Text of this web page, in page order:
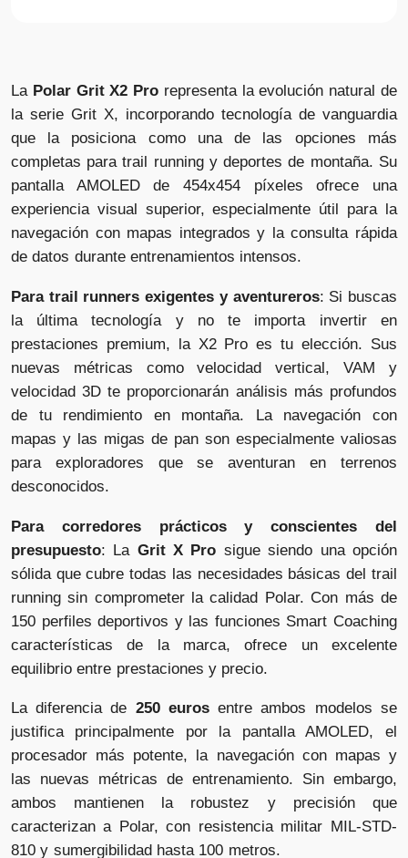
La Polar Grit X2 Pro representa la evolución natural de
la serie Grit X, incorporando tecnología de vanguardia
que la posiciona como una de las opciones más
completas para trail running y deportes de montaña. Su
pantalla AMOLED de 454x454 píxeles ofrece una
experiencia visual superior, especialmente útil para la
navegación con mapas integrados y la consulta rápida
de datos durante entrenamientos intensos.
Para trail runners exigentes y aventureros: Si buscas
la última tecnología y no te importa invertir en
prestaciones premium, la X2 Pro es tu elección. Sus
nuevas métricas como velocidad vertical, VAM y
velocidad 3D te proporcionarán análisis más profundos
de tu rendimiento en montaña. La navegación con
mapas y las migas de pan son especialmente valiosas
para exploradores que se aventuran en terrenos
desconocidos.
Para corredores prácticos y conscientes del
presupuesto: La Grit X Pro sigue siendo una opción
sólida que cubre todas las necesidades básicas del trail
running sin comprometer la calidad Polar. Con más de
150 perfiles deportivos y las funciones Smart Coaching
características de la marca, ofrece un excelente
equilibrio entre prestaciones y precio.
La diferencia de 250 euros entre ambos modelos se
justifica principalmente por la pantalla AMOLED, el
procesador más potente, la navegación con mapas y
las nuevas métricas de entrenamiento. Sin embargo,
ambos mantienen la robustez y precisión que
caracterizan a Polar, con resistencia militar MIL-STD-
810 y sumergibilidad hasta 100 metros.